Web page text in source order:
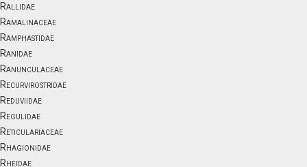
Rallidae
Ramalinaceae
Ramphastidae
Ranidae
Ranunculaceae
Recurvirostridae
Reduviidae
Regulidae
Reticulariaceae
Rhagionidae
Rheidae